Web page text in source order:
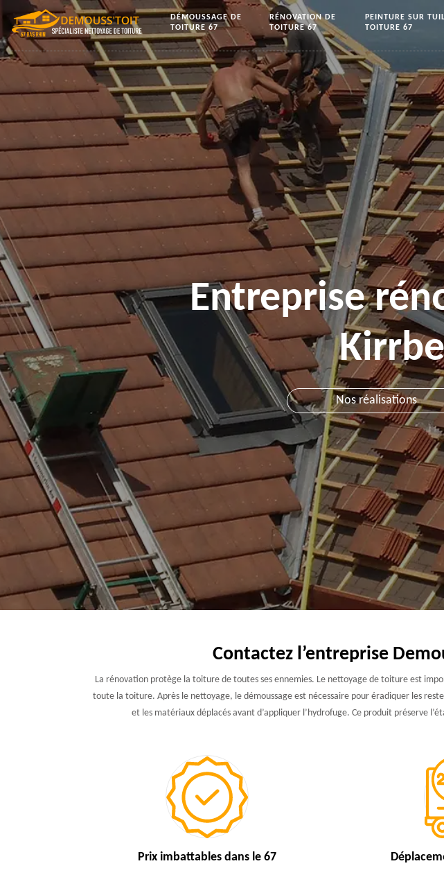
DÉMOUSSAGE DE
TOITURE 67
RÉNOVATION DE
TOITURE 67
PEINTURE SUR
TOITURE 67
Entreprise
Nos réalisations
Contactez l’entreprise
La rénovation protège la toiture de toutes ses ennemies. Le nettoyage de toiture est
toute la toiture. Après le nettoyage, le démoussage est nécessaire pour éradiquer les
et les matériaux déplacés avant d’appliquer l’hydrofuge. Ce produit préserve
Prix imbattables dans le 67